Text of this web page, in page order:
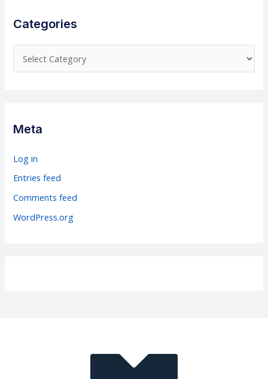
Categories
a
r
i
Meta
Log in
Entries feed
Comments feed
WordPress.org